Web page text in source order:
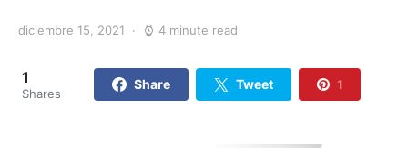
diciembre 15, 2021 4 minute read
1
Shares
Share Tweet 1